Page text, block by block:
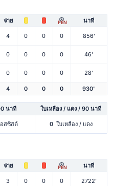
จ่าย PEN นาที
4 0 0 0 856'
0 0 0 0 46'
0 0 0 0 28'
4 0 0 0 930'
นาที ใบเหลือง / แดง / 90 นาที
สซิสต์ 0 ใบเหลือง / แดง
จ่าย PEN นาที
3 0 0 0 2722'